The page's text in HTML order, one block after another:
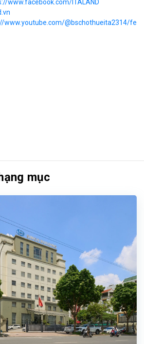
www.facebook.com/ITALAND
www.youtube.com/@bschothueita2314/
mục